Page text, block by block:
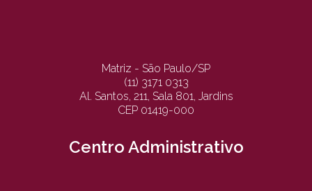
Matriz - São Paulo/SP
(11) 3171 0313
Al. Santos, 211, Sala 801, Jardins
CEP 01419-000
Centro Administrativo